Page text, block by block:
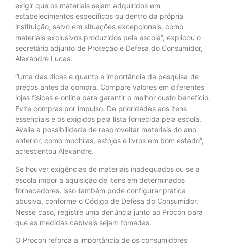
exigir que os materiais sejam adquiridos em
estabelecimentos específicos ou dentro da própria
instituição, salvo em situações excepcionais, como
materiais exclusivos produzidos pela escola”, explicou o
secretário adjunto de Proteção e Defesa do Consumidor,
Alexandre Lucas.
“Uma das dicas é quanto a importância da pesquisa de
preços antes da compra. Compare valores em diferentes
lojas físicas e online para garantir o melhor custo benefício.
Evite compras por impulso. De prioridades aos itens
essenciais e os exigidos pela lista fornecida pela escola.
Avalie a possibilidade de reaproveitar materiais do ano
anterior, como mochilas, estojos e livros em bom estado”,
acrescentou Alexandre.
Se houver exigências de materiais inadequados ou se a
escola impor a aquisição de itens em determinados
fornecedores, isso também pode configurar prática
abusiva, conforme o Código de Defesa do Consumidor.
Nesse caso, registre uma denúncia junto ao Procon para
que as medidas cabíveis sejam tomadas.
O Procon reforça a importância de os consumidores